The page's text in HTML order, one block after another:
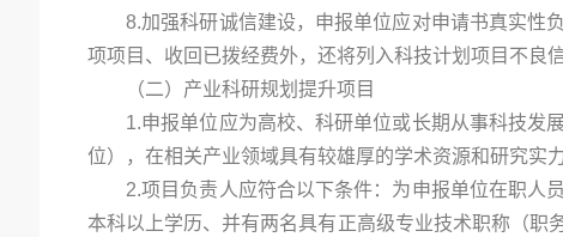
8.加强科研诚信建设，申报单位应对申请书真实性
项项目、收回已拨经费外，还将列入科技计划项目不良
（二）产业科研规划提升项目
1.申报单位应为高校、科研单位或长期从事科技发
位），在相关产业领域具有较雄厚的学术资源和研究实
2.项目负责人应符合以下条件：为申报单位在职人
本科以上学历、并有两名具有正高级专业技术职称（职